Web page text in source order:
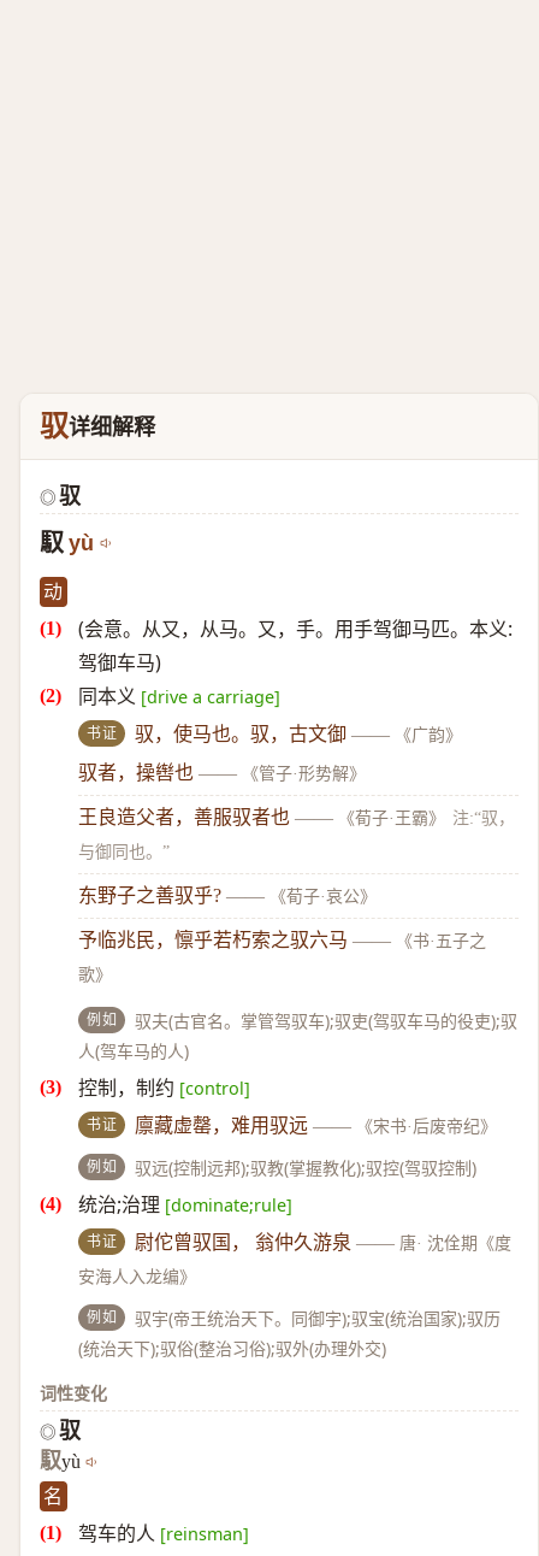
驭详细解释
◎ 驭
馭 yù
动
(会意。从又，从马。又，手。用手驾御马匹。本义:
驾御车马)
同本义 [drive a carriage]
书证 驭，使马也。驭，古文御 —— 《广韵》
驭者，操辔也 —— 《管子·形势解》
王良造父者，善服驭者也 —— 《荀子·王霸》
注:“驭，
与御同也。”
东野子之善驭乎? —— 《荀子·哀公》
予临兆民，懔乎若朽索之驭六马 ——
《书·五子之
歌》
例如
驭夫(古官名。掌管驾驭车);驭吏(驾驭车马的役吏);驭
人(驾车马的人)
控制，制约 [control]
书证 廪藏虚罄，难用驭远 —— 《宋书·后废帝纪》
例如 驭远(控制远邦);驭教(掌握教化);驭控(驾驭控制)
统治;治理 [dominate;rule]
书证 尉佗曾驭国， 翁仲久游泉 —— 唐· 沈佺期《度
安海人入龙编》
例如
驭宇(帝王统治天下。同御宇);驭宝(统治国家);驭历
(统治天下);驭俗(整治习俗);驭外(办理外交)
词性变化
◎ 驭
馭yù
名
驾车的人 [reinsman]